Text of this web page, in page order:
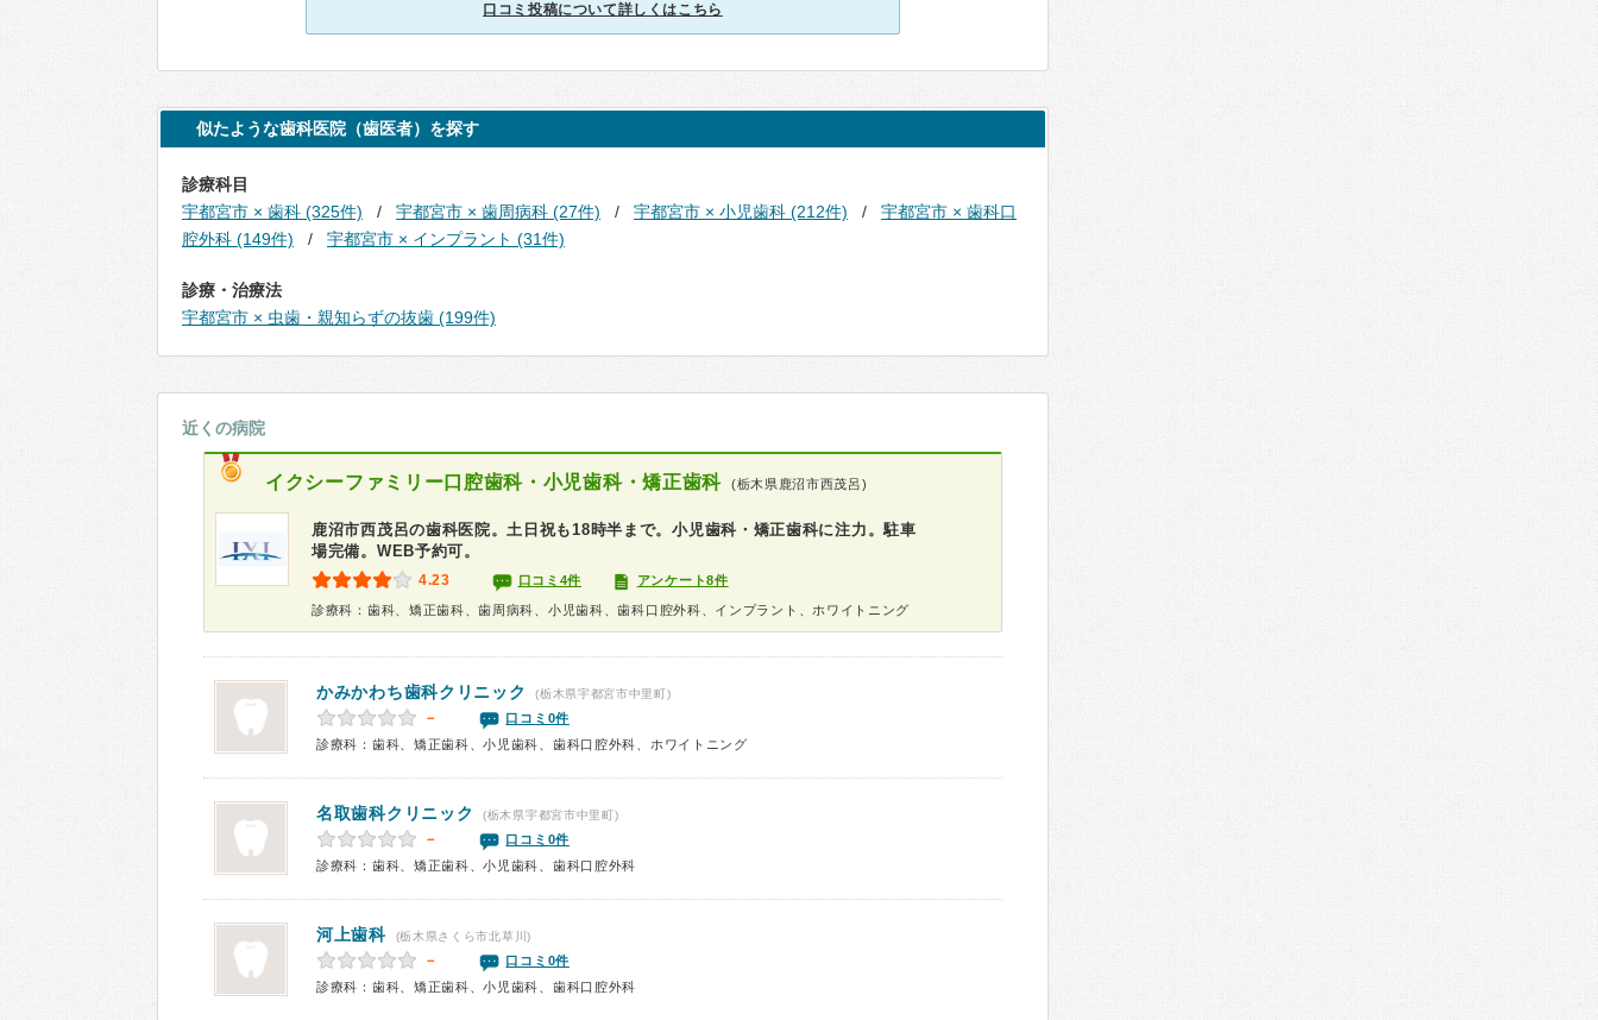
口コミ投稿について詳しくはこちら
似たような歯科医院（歯医者）を探す
診療科目
宇都宮市 × 歯科 (325件)
宇都宮市 × 歯周病科 (27件) 宇都宮市 × 小児歯科 (212件)
宇都宮市 × 歯科口
腔外科 (149件)
宇都宮市 × インプラント (31件)
診療・治療法
宇都宮市 × 虫歯・親知らずの抜歯 (199件)
近くの病院
イクシーファミリー口腔歯科・小児歯科・矯正歯科 (栃木県鹿沼市西茂呂)
鹿沼市西茂呂の歯科医院。土日祝も18時半まで。小児歯科・矯正歯科に注力。駐車
場完備。WEB予約可。
4.23 口コミ4件 アンケート8件
診療科：歯科、矯正歯科、歯周病科、小児歯科、歯科口腔外科、インプラント、ホワイトニング
かみかわち歯科クリニック (栃木県宇都宮市中里町)
－
口コミ0件
診療科：歯科、矯正歯科、小児歯科、歯科口腔外科、ホワイトニング
名取歯科クリニック (栃木県宇都宮市中里町)
－
口コミ0件
診療科：歯科、矯正歯科、小児歯科、歯科口腔外科
河上歯科 (栃木県さくら市北草川)
－
口コミ0件
診療科：歯科、矯正歯科、小児歯科、歯科口腔外科